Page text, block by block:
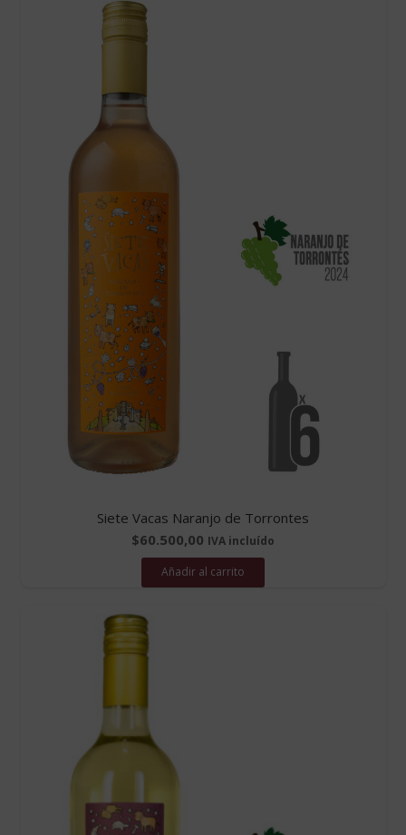
Siete Vacas Naranjo de Torrontes
$60.500,00 IVA incluído
Añadir al carrito